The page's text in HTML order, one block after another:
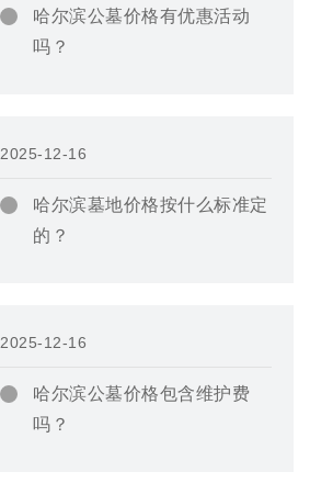
哈尔滨公墓价格有优惠活动
吗？
2025-12-16
哈尔滨墓地价格按什么标准定
的？
2025-12-16
哈尔滨公墓价格包含维护费
吗？